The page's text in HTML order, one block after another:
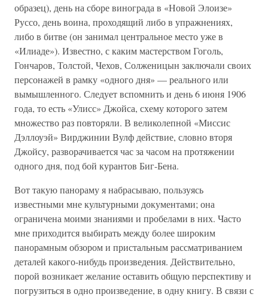
образец), день на сборе винограда в «Новой Элоизе»
Руссо, день воина, проходящий либо в упражнениях,
либо в битве (он занимал центральное место уже в
«Илиаде»). Известно, с каким мастерством Гоголь,
Гончаров, Толстой, Чехов, Солженицын заключали своих
персонажей в рамку «одного дня» — реального или
вымышленного. Следует вспомнить и день 6 июня 1906
года, то есть «Улисс» Джойса, схему которого затем
множество раз повторяли. В великолепной «Миссис
Дэллоуэй» Вирджинии Вулф действие, словно вторя
Джойсу, разворачивается час за часом на протяжении
одного дня, под бой курантов Биг-Бена.
Вот такую панораму я набрасываю, пользуясь
известными мне культурными документами; она
ограничена моими знаниями и пробелами в них. Часто
мне приходится выбирать между более широким
панорамным обзором и пристальным рассматриванием
деталей какого-нибудь произведения. Действительно,
порой возникает желание оставить общую перспективу и
погрузиться в одно произведение, в одну книгу. В связи с